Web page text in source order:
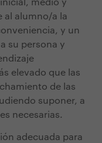
medio y
al alumno/a la
y un
su persona y
elevado que las
de las
suponer, a
necesarias.
adecuada para